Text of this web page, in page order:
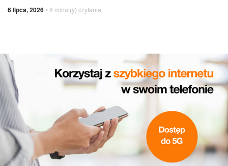
6 lipca, 2026 • 8 minut(y) czytania